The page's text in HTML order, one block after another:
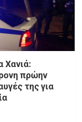
Χανιά:
πρώην
της για